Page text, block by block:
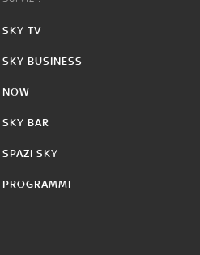
SKY TV
SKY BUSINESS
NOW
SKY BAR
SPAZI SKY
PROGRAMMI